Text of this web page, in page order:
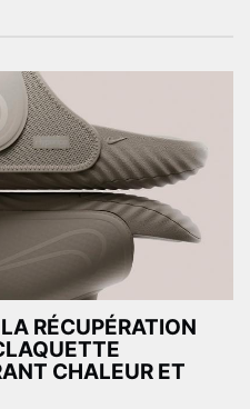
RÉCUPÉRATION
CHALEUR ET